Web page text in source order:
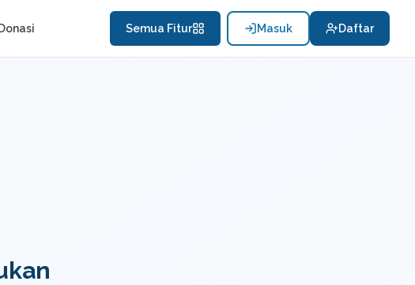
Donasi Semua Fitur Masuk Daftar